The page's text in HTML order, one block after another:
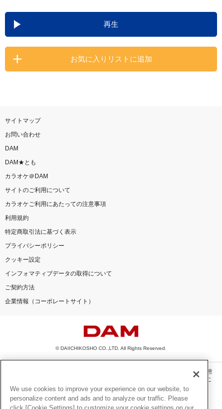
DAMの新曲・ランキングなど
カラオケ最新情報をチェック！
再生
お気に入りリストに追加
サイトマップ
お問い合わせ
DAM
DAM★とも
カラオケ＠DAM
サイトのご利用について
カラオケご利用にあたっての注意事項
利用規約
特定商取引法に基づく表示
プライバシーポリシー
クッキー設定
インフォマティブデータの取得について
ご契約方法
企業情報（コーポレートサイト）
© DAIICHIKOSHO CO.,LTD. All Rights Reserved.
このサイトに掲載されている一切の文章・画像・写真・動画・音声等を、手段や形態
を問わず、著作権法の定める範囲を超えて無断で複製、転載、ファイル化などするこ
とを禁じます。
楽曲及びコンテンツは、機種によりご利用いただけない場合があります。
We use cookies to improve your experience on our website, to
personalize content and ads and to analyze our traffic. Please